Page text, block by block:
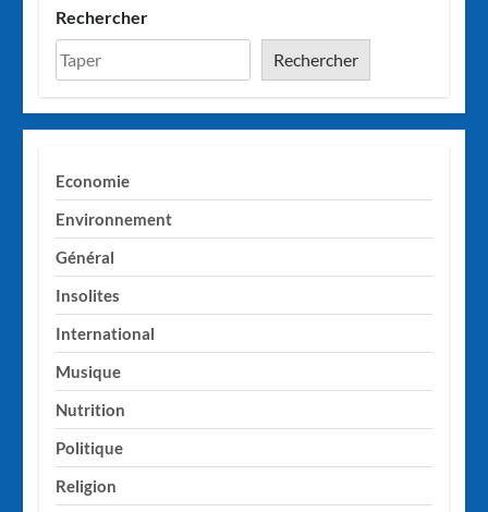
Rechercher
Rechercher
Economie
Environnement
Général
Insolites
International
Musique
Nutrition
Politique
Religion